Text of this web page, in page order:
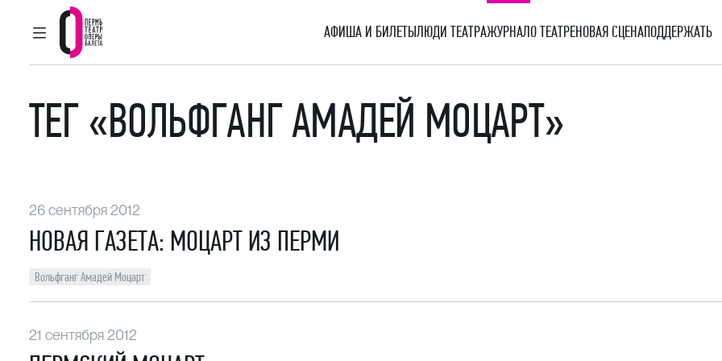
ГЛАВНОЕ МЕНЮ
Пермский театр оперы и балета
АФИША И БИЛЕТЫЛЮДИ ТЕАТРАЖУРНАЛО ТЕАТРЕНОВАЯ СЦЕНАПОДДЕРЖАТЬ
ТЕГ «ВОЛЬФГАНГ АМАДЕЙ МОЦАРТ»
26 сентября 2012
НОВАЯ ГАЗЕТА: МОЦАРТ ИЗ ПЕРМИ
Вольфганг Амадей Моцарт
21 сентября 2012